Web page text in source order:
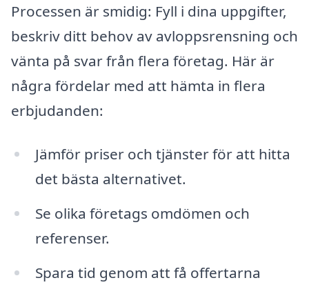
Processen är smidig: Fyll i dina uppgifter,
beskriv ditt behov av avloppsrensning och
vänta på svar från flera företag. Här är
några fördelar med att hämta in flera
erbjudanden:
Jämför priser och tjänster för att hitta
det bästa alternativet.
Se olika företags omdömen och
referenser.
Spara tid genom att få offertarna